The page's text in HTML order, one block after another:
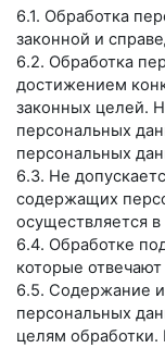
6.1. Обработка
законной и
6.2. Обработка
достижением
законных целей.
персональных
персональных
6.3. Не
содержащих
осуществляется
6.4. Обработке
которые
6.5. Содержание
персональных
целям обработки.